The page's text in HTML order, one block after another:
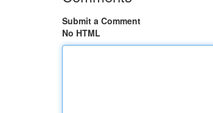
Submit a Comment
No HTML